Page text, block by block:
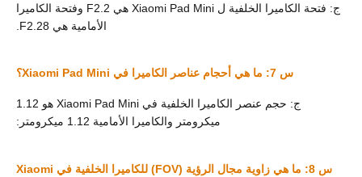
ج: فتحة الكاميرا الخلفية ل Xiaomi Pad Mini هي F2.2 وفتحة الكاميرا
الأمامية هي F2.28.
س 7: ما هي أحجام عناصر الكاميرا في Xiaomi Pad Mini؟
ج: حجم عنصر الكاميرا الخلفية في Xiaomi Pad Mini هو 1.12
ميكرومتر والكاميرا الأمامية 1.12 ميكرومتر:
س 8: ما هي زاوية مجال الرؤية (FOV) للكاميرا الخلفية في Xiaomi